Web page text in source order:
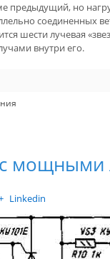
предыдущий, но
соединенных
шести лучевая
внутри его.
Linkedin